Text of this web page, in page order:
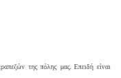
της πόλης μας. Επειδή είναι